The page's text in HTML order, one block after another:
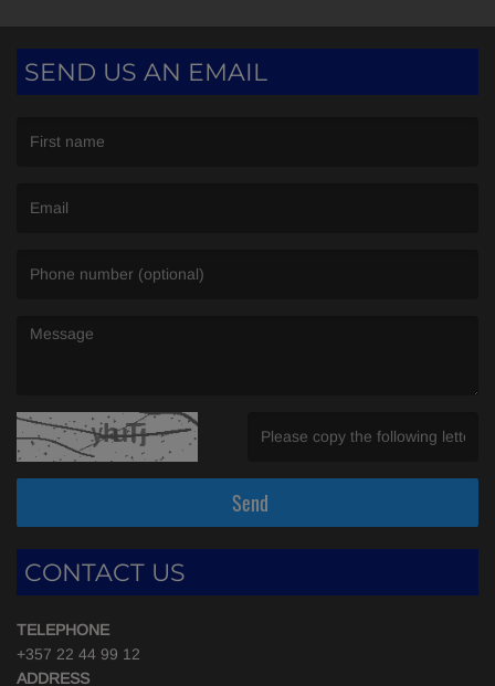
SEND US AN EMAIL
Send
CONTACT US
TELEPHONE
+357 22 44 99 12
ADDRESS